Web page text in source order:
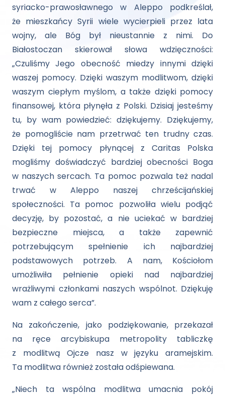
syriacko-prawosławnego w Aleppo podkreślał,
że mieszkańcy Syrii wiele wycierpieli przez lata
wojny, ale Bóg był nieustannie z nimi. Do
Białostoczan skierował słowa wdzięczności:
„Czuliśmy Jego obecność miedzy innymi dzięki
waszej pomocy. Dzięki waszym modlitwom, dzięki
waszym ciepłym myślom, a także dzięki pomocy
finansowej, która płynęła z Polski. Dzisiaj jesteśmy
tu, by wam powiedzieć: dziękujemy. Dziękujemy,
że pomogliście nam przetrwać ten trudny czas.
Dzięki tej pomocy płynącej z Caritas Polska
mogliśmy doświadczyć bardziej obecności Boga
w naszych sercach. Ta pomoc pozwala też nadal
trwać w Aleppo naszej chrześcijańskiej
społeczności. Ta pomoc pozwoliła wielu podjąć
decyzję, by pozostać, a nie uciekać w bardziej
bezpieczne miejsca, a także zapewnić
potrzebującym spełnienie ich najbardziej
podstawowych potrzeb. A nam, Kościołom
umożliwiła pełnienie opieki nad najbardziej
wrażliwymi członkami naszych wspólnot. Dziękuję
wam z całego serca”.
Na zakończenie, jako podziękowanie, przekazał
na ręce arcybiskupa metropolity tabliczkę
z modlitwą Ojcze nasz w języku aramejskim.
Ta modlitwa również została odśpiewana.
„Niech ta wspólna modlitwa umacnia pokój